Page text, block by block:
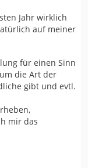
Jahr wirklich
auf meiner
für einen Sinn
die Art der
gibt und evtl.
mir das